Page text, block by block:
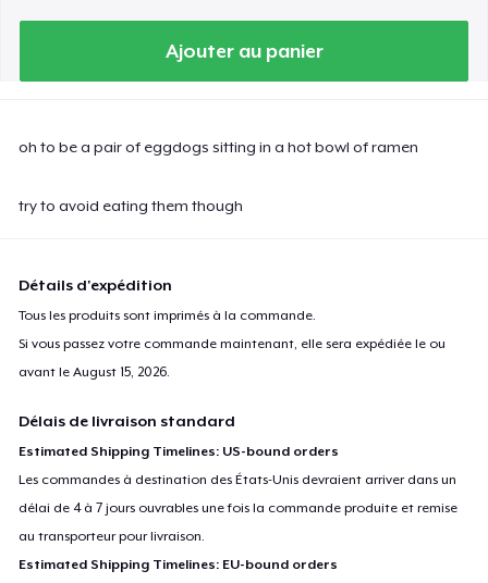
Ajouter au panier
oh to be a pair of eggdogs sitting in a hot bowl of ramen
try to avoid eating them though
Détails d'expédition
Tous les produits sont imprimés à la commande.
Si vous passez votre commande maintenant, elle sera expédiée le ou
avant leAugust 15, 2026
Délais de livraison standard
Estimated Shipping Timelines: US-bound orders
Les commandes à destination des États-Unis devraient arriver dans un
délai de 4 à 7 jours ouvrables une fois la commande produite et remise
au transporteur pour livraison.
Estimated Shipping Timelines: EU-bound orders